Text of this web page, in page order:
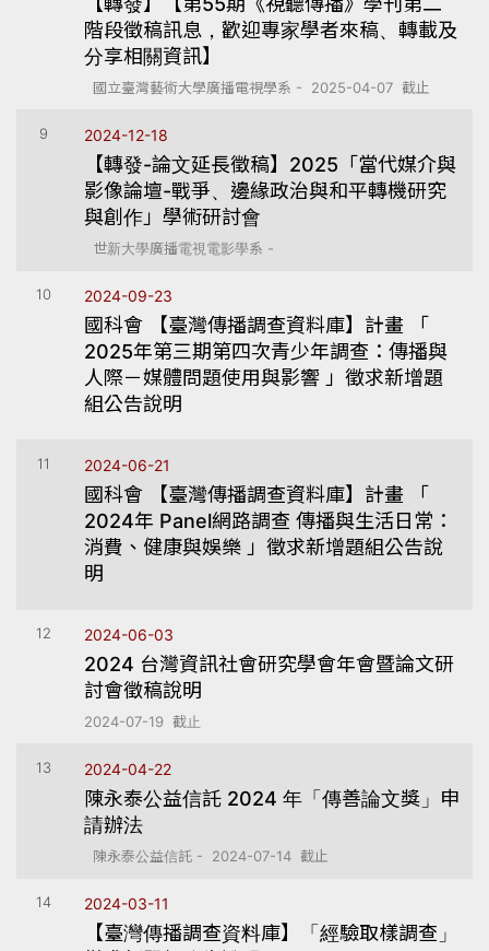
階段徵稿訊息，歡迎專家學者來稿、轉載及
分享相關資訊】
國立臺灣藝術大學廣播電視學系 - 2025-04-07 截止
9 2024-12-18
【轉發-論文延長徵稿】2025「當代媒介與
影像論壇-戰爭、邊緣政治與和平轉機研究
與創作」學術研討會
世新大學廣播電視電影學系 -
10 2024-09-23
國科會 【臺灣傳播調查資料庫】計畫 「
2025年第三期第四次青少年調查：傳播與
人際－媒體問題使用與影響 」徵求新增題
組公告說明
11 2024-06-21
國科會 【臺灣傳播調查資料庫】計畫 「
2024年 Panel網路調查 傳播與生活日常：
消費、健康與娛樂 」徵求新增題組公告說
明
12 2024-06-03
2024 台灣資訊社會研究學會年會暨論文研
討會徵稿說明
2024-07-19 截止
13 2024-04-22
陳永泰公益信託 2024 年「傳善論文獎」申
請辦法
陳永泰公益信託 - 2024-07-14 截止
14 2024-03-11
【臺灣傳播調查資料庫】「經驗取樣調查」